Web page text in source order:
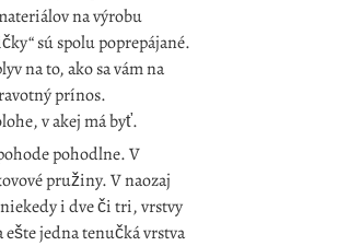
na výrobu
sú spolu poprepájané.
na to, ako sa vám na
prínos.
v akej má byť.
pohodlne. V
pružiny. V naozaj
i dve či tri, vrstvy
jedna tenučká vrstva